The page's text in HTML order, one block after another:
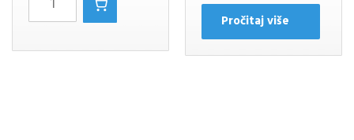
chrom
kvadrat
Pročitaj više